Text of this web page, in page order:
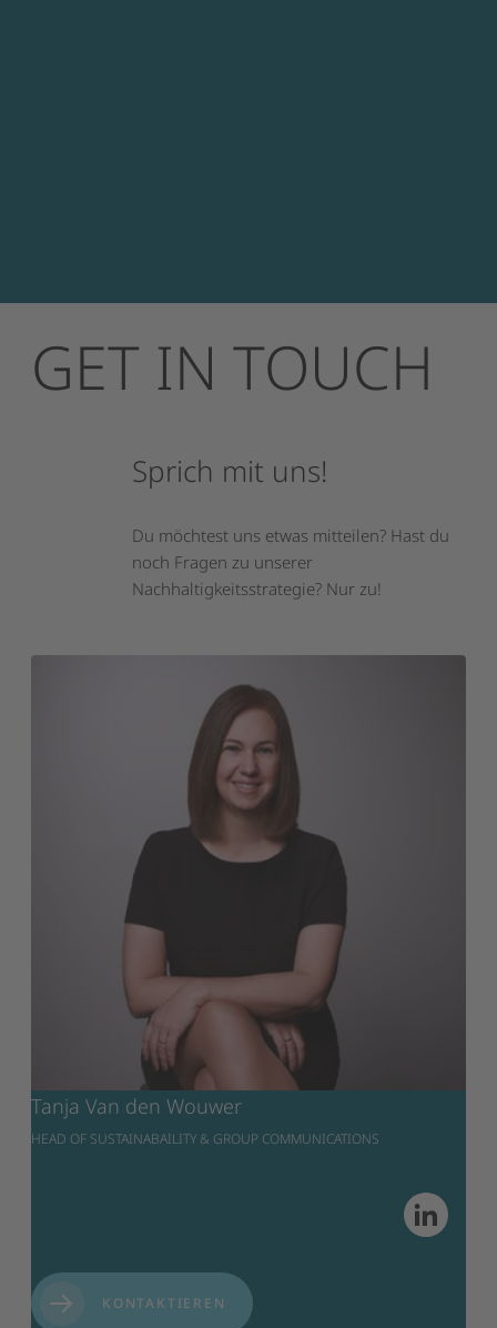
GET IN TOUCH
Sprich mit uns!
Du möchtest uns etwas mitteilen? Hast du
noch Fragen zu unserer
Nachhaltigkeitsstrategie? Nur zu!
Tanja Van den Wouwer
HEAD OF SUSTAINABAILITY & GROUP COMMUNICATIONS
KONTAKTIEREN